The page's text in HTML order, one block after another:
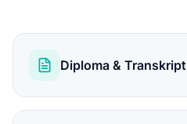
Diploma & Transkript